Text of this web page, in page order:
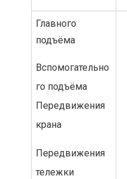
Главного
подъёма
Вспомогательно
го подъёма
Передвижения
крана
Передвижения
тележки